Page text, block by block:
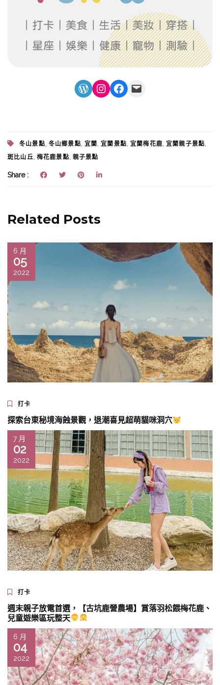
WordPress Instagram Facebook Mail
冬山景點 冬山鄉景點 宜蘭 宜蘭景點 宜蘭梅花鹿 宜蘭親子景點
斑比山丘 梅花鹿景點 親子景點
Share :
Related Posts
6 月
05
2022
打卡
探索台東秘境海蝕景觀，退潮喜見超萌貓咪洞穴
7 月
02
2022
打卡
週末親子放電首選，【古坑鹿營農場】賞落羽松餵梅花鹿、
兒童遊樂區玩整天
6 月
04
2022